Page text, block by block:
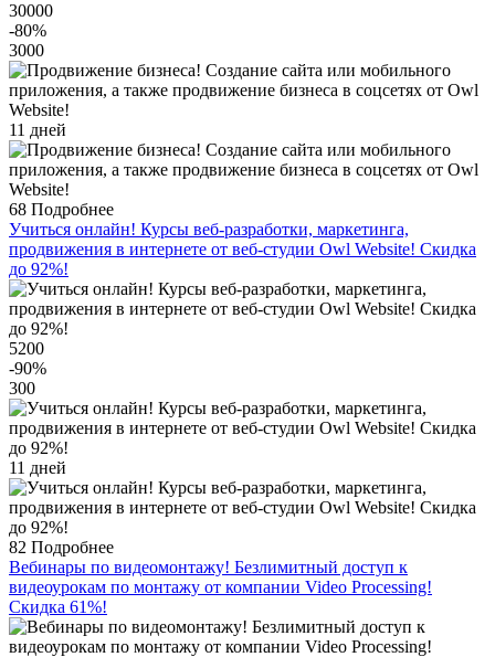
30000
-80%
3000
11 дней
68 Подробнее
Учиться онлайн! Курсы веб-разработки, маркетинга,
продвижения в интернете от веб-студии Оwl Website! Скидка
до 92%!
5200
-90%
300
11 дней
82 Подробнее
Вебинары по видеомонтажу! Безлимитный доступ к
видеоурокам по монтажу от компании Video Processing!
Скидка 61%!